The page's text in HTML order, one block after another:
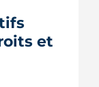
disent
et